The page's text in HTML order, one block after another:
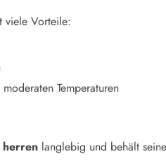
viele Vorteile:
Temperaturen
langlebig und behält